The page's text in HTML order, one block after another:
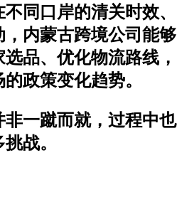
同口岸的清关时效、
内蒙古跨境公司能够
品、优化物流路线，
政策变化趋势。
一蹴而就，过程中也
战。